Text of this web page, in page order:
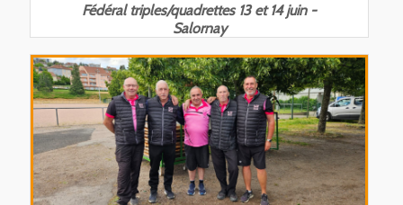
Fédéral triples/quadrettes 13 et 14 juin -
Salornay